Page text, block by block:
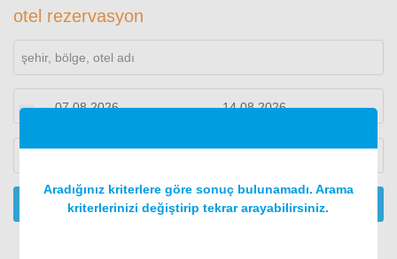
otel rezervasyon
ARA
Aradığınız kriterlere göre sonuç bulunamadı. Arama
kriterlerinizi değiştirip tekrar arayabilirsiniz.